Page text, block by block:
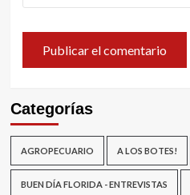
Categorías
AGROPECUARIO A LOS BOTES!
BUEN DÍA FLORIDA - ENTREVISTAS